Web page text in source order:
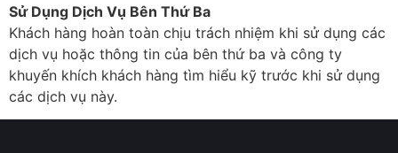
Sử Dụng Dịch Vụ Bên Thứ Ba
Khách hàng hoàn toàn chịu trách nhiệm khi sử dụng các
dịch vụ hoặc thông tin của bên thứ ba và công ty
khuyến khích khách hàng tìm hiểu kỹ trước khi sử dụng
các dịch vụ này.